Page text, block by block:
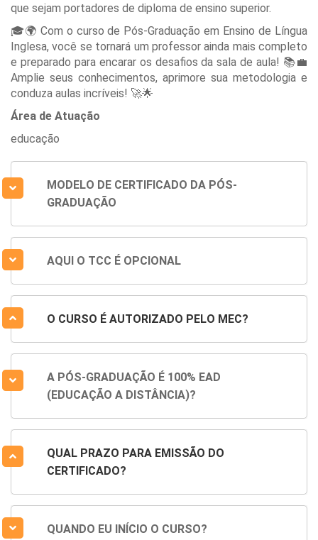
que sejam portadores de diploma de ensino superior.
🎓🌍 Com o curso de Pós-Graduação em Ensino de Língua
Inglesa, você se tornará um professor ainda mais completo
e preparado para encarar os desafios da sala de aula! 📚💼
Amplie seus conhecimentos, aprimore sua metodologia e
conduza aulas incríveis! 🚀🌟
Área de Atuação
educação
MODELO DE CERTIFICADO DA PÓS-
GRADUAÇÃO
AQUI O TCC É OPCIONAL
O CURSO É AUTORIZADO PELO MEC?
A PÓS-GRADUAÇÃO É 100% EAD
(EDUCAÇÃO A DISTÂNCIA)?
QUAL PRAZO PARA EMISSÃO DO
CERTIFICADO?
QUANDO EU INÍCIO O CURSO?